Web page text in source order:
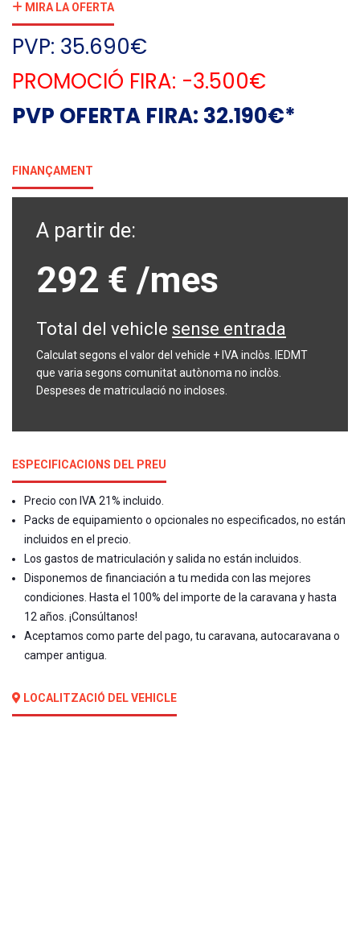
MIRA LA OFERTA
PVP: 35.690€
PROMOCIÓ FIRA: -3.500€
PVP OFERTA FIRA: 32.190€*
FINANÇAMENT
A partir de:
292 € /mes
Total del vehicle sense entrada
Calculat segons el valor del vehicle + IVA inclòs. IEDMT
que varia segons comunitat autònoma no inclòs.
Despeses de matriculació no incloses.
ESPECIFICACIONS DEL PREU
Precio con IVA 21% incluido.
Packs de equipamiento o opcionales no especificados, no están
incluidos en el precio.
Los gastos de matriculación y salida no están incluidos.
Disponemos de financiación a tu medida con las mejores
condiciones. Hasta el 100% del importe de la caravana y hasta
12 años. ¡Consúltanos!
Aceptamos como parte del pago, tu caravana, autocaravana o
camper antigua.
LOCALITZACIÓ DEL VEHICLE